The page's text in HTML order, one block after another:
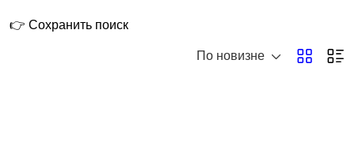
👉 Сохранить поиск
По новизне